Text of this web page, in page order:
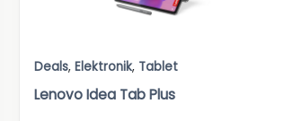
Deals, Elektronik, Tablet
Lenovo Idea Tab Plus